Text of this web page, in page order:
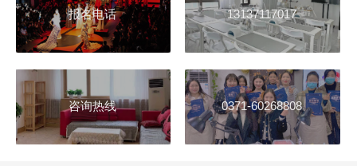
报名电话 13137117017
咨询热线 0371-60268808